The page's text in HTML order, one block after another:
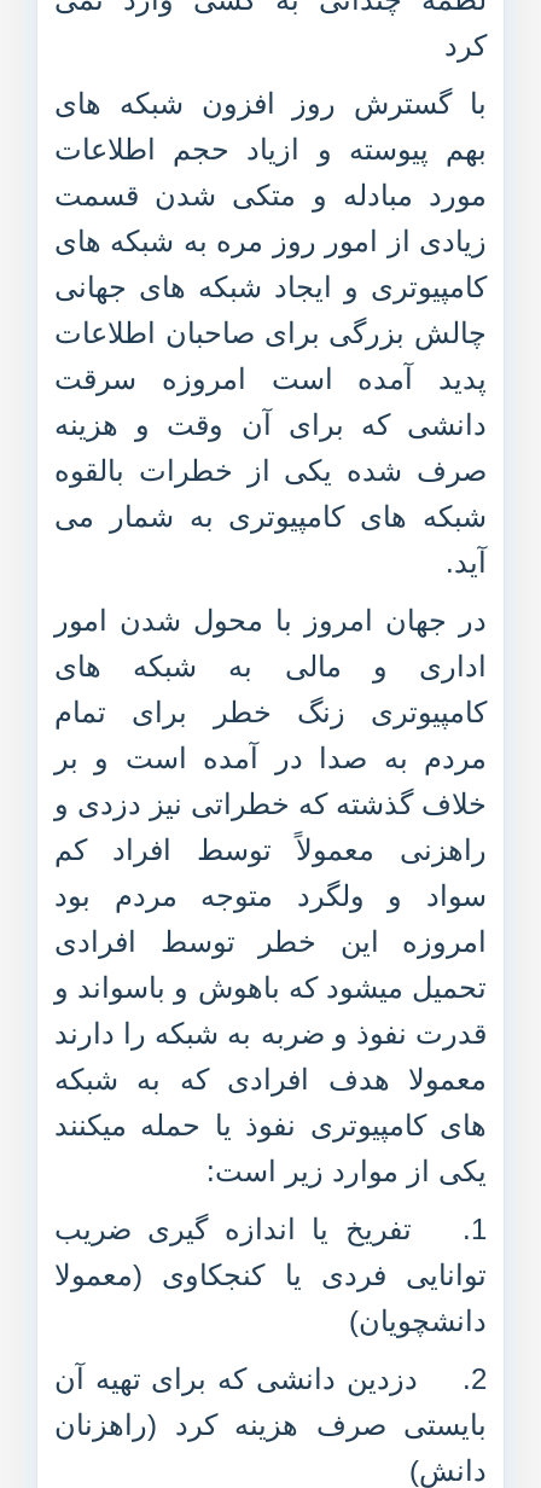
کرد
با گسترش روز افزون شبکه های
بهم پیوسته و ازیاد حجم اطلاعات
مورد مبادله و متکی شدن قسمت
زیادی از امور روز مره به شبکه های
کامپیوتری و ایجاد شبکه های جهانی
چالش بزرگی برای صاحبان اطلاعات
پدید آمده است امروزه سرقت
دانشی که برای آن وقت و هزینه
صرف شده یکی از خطرات بالقوه
شبکه های کامپیوتری به شمار می
آید.
در جهان امروز با محول شدن امور
اداری و مالی به شبکه های
کامپیوتری زنگ خطر برای تمام
مردم به صدا در آمده است و بر
خلاف گذشته که خطراتی نیز دزدی و
راهزنی معمولاً توسط افراد کم
سواد و ولگرد متوجه مردم بود
امروزه این خطر توسط افرادی
تحمیل میشود که باهوش و باسواند و
قدرت نفوذ و ضربه به شبکه را دارند
معمولا هدف افرادی که به شبکه
های کامپیوتری نفوذ یا حمله میکنند
یکی از موارد زیر است:
1.
تفریخ یا اندازه گیری ضریب
توانایی فردی یا کنجکاوی (معمولا
دانشچویان)
2.
دزدین دانشی که برای تهیه آن
بایستی صرف هزینه کرد (راهزنان
دانش)